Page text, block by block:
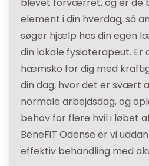
blevet forværret, og er de
element i din hverdag, så
søger hjælp hos din egen
din lokale fysioterapeut. Er
hæmsko for dig med
din dag, hvor det er svært
normale arbejdsdag, og
behov for flere hvil i løbet
BeneFiT Odense er vi
effektiv behandling med